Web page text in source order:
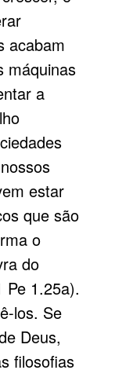
acabam
máquinas
a
estar
que são
o
do
Pe 1.25a).
los. Se
Deus,
filosofias